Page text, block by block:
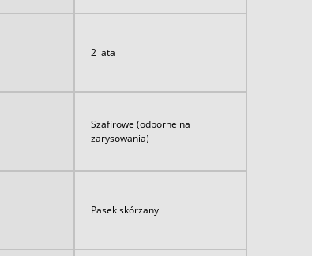
2 lata
Szafirowe (odporne na
zarysowania)
Pasek skórzany